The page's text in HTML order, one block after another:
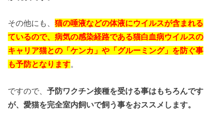
その他にも、猫の唾液などの体液にウイルスが含まれる
ているので、病気の感染経路である猫白血病ウイルスの
キャリア猫との「ケンカ」や「グルーミング」を防ぐ事
も予防となります。
ですので、予防ワクチン接種を受ける事はもちろんです
が、愛猫を完全室内飼いで飼う事をおススメします。